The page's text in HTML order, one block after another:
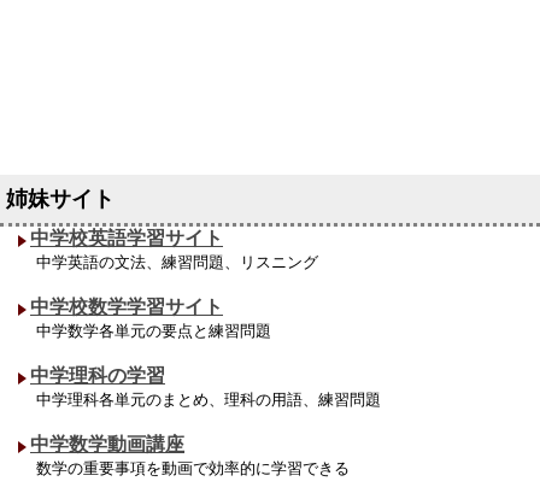
中学校英語学習サイト
中学英語の文法、練習問題、リスニング
中学校数学学習サイト
中学数学各単元の要点と練習問題
中学理科の学習
中学理科各単元のまとめ、理科の用語、練習問題
中学数学動画講座
数学の重要事項を動画で効率的に学習できる